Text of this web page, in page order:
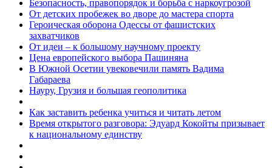
Безопасность, правопорядок и борьба с наркоугрозой
От детских пробежек во дворе до мастера спорта
Героическая оборона Одессы от фашистских
захватчиков
От идеи – к большому научному проекту
Цена европейского выбора Пашиняна
В Южной Осетии увековечили память Вадима
Габараева
Науру, Грузия и большая геополитика
Как заставить ребенка учиться и читать летом
Время открытого разговора: Эдуард Кокойты призывает
к национальному единству